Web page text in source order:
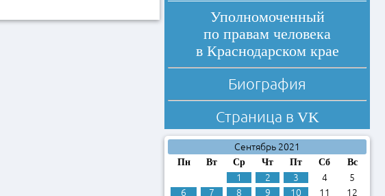
Уполномоченный
по правам человека
в Краснодарском крае
Биография
Страница в VK
Сентябрь 2021
Пн Вт Ср Чт Пт Сб Вс
1 2 3 4
5
6
7 8 9 10 11 12